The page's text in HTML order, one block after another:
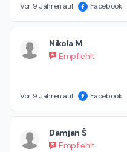
Vor 9 Jahren auf Facebook
Nikola M
Empfiehlt
Vor 9 Jahren auf Facebook
Damjan Š
Empfiehlt